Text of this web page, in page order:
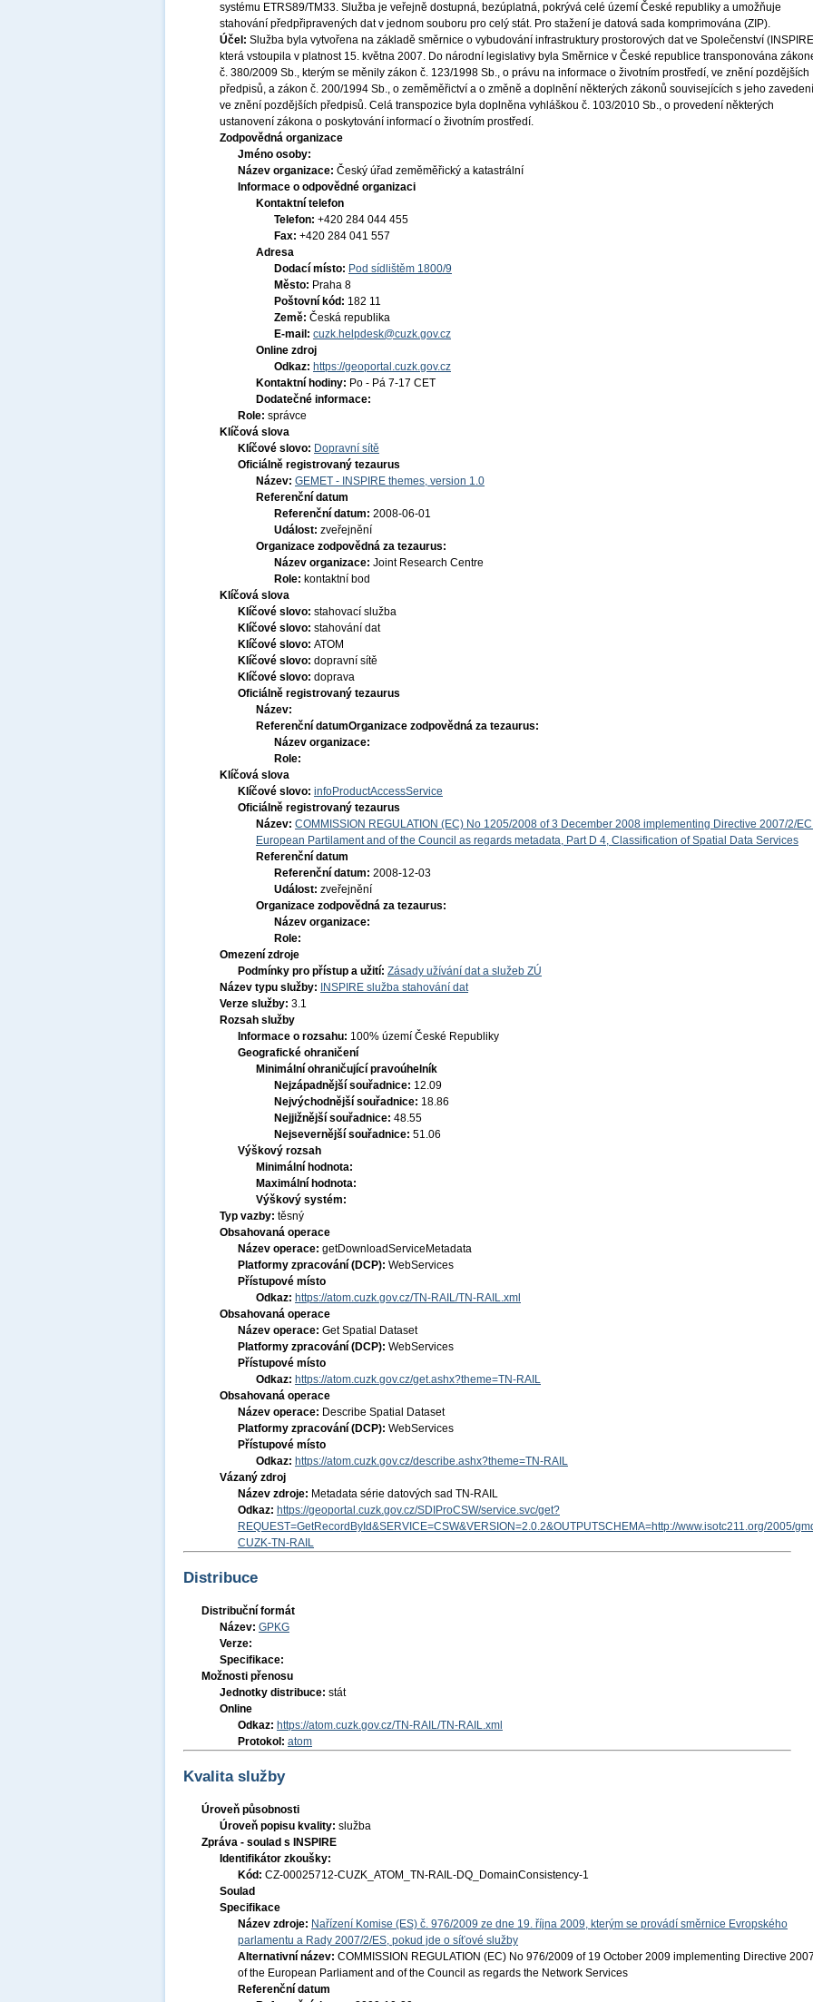
systému ETRS89/TM33. Služba je veřejně dostupná, bezúplatná, pokrývá celé území České republiky a umožňuje
stahování předpřipravených dat v jednom souboru pro celý stát. Pro stažení je datová sada komprimována (ZIP).
Účel: Služba byla vytvořena na základě směrnice o vybudování infrastruktury prostorových dat ve Společenství
která vstoupila v platnost 15. května 2007. Do národní legislativy byla Směrnice v České republice transponována
č. 380/2009 Sb., kterým se měnily zákon č. 123/1998 Sb., o právu na informace o životním prostředí, ve znění pozdějších
předpisů, a zákon č. 200/1994 Sb., o zeměměřictví a o změně a doplnění některých zákonů souvisejících s jeho
ve znění pozdějších předpisů. Celá transpozice byla doplněna vyhláškou č. 103/2010 Sb., o provedení některých
ustanovení zákona o poskytování informací o životním prostředí.
Zodpovědná organizace
Jméno osoby:
Název organizace: Český úřad zeměměřický a katastrální
Informace o odpovědné organizaci
Kontaktní telefon
Telefon: +420 284 044 455
Fax: +420 284 041 557
Adresa
Dodací místo: Pod sídlištěm 1800/9
Město: Praha 8
Poštovní kód: 182 11
Země: Česká republika
E-mail: cuzk.helpdesk@cuzk.gov.cz
Online zdroj
Odkaz: https://geoportal.cuzk.gov.cz
Kontaktní hodiny: Po - Pá 7-17 CET
Dodatečné informace:
Role: správce
Klíčová slova
Klíčové slovo: Dopravní sítě
Oficiálně registrovaný tezaurus
Název: GEMET - INSPIRE themes, version 1.0
Referenční datum
Referenční datum: 2008-06-01
Událost: zveřejnění
Organizace zodpovědná za tezaurus:
Název organizace: Joint Research Centre
Role: kontaktní bod
Klíčová slova
Klíčové slovo: stahovací služba
Klíčové slovo: stahování dat
Klíčové slovo: ATOM
Klíčové slovo: dopravní sítě
Klíčové slovo: doprava
Oficiálně registrovaný tezaurus
Název:
Referenční datumOrganizace zodpovědná za tezaurus:
Název organizace:
Role:
Klíčová slova
Klíčové slovo: infoProductAccessService
Oficiálně registrovaný tezaurus
Název: COMMISSION REGULATION (EC) No 1205/2008 of 3 December 2008 implementing Directive 2007/2/EC
European Partilament and of the Council as regards metadata, Part D 4, Classification of Spatial Data Services
Referenční datum
Referenční datum: 2008-12-03
Událost: zveřejnění
Organizace zodpovědná za tezaurus:
Název organizace:
Role:
Omezení zdroje
Podmínky pro přístup a užití: Zásady užívání dat a služeb ZÚ
Název typu služby:
INSPIRE služba stahování dat
Verze služby: 3.1
Rozsah služby
Informace o rozsahu: 100% území České Republiky
Geografické ohraničení
Minimální ohraničující pravoúhelník
Nejzápadnější souřadnice: 12.09
Nejvýchodnější souřadnice: 18.86
Nejjižnější souřadnice: 48.55
Nejsevernější souřadnice: 51.06
Výškový rozsah
Minimální hodnota:
Maximální hodnota:
Výškový systém:
Typ vazby: těsný
Obsahovaná operace
Název operace: getDownloadServiceMetadata
Platformy zpracování (DCP): WebServices
Přístupové místo
Odkaz: https://atom.cuzk.gov.cz/TN-RAIL/TN-RAIL.xml
Obsahovaná operace
Název operace: Get Spatial Dataset
Platformy zpracování (DCP): WebServices
Přístupové místo
Odkaz: https://atom.cuzk.gov.cz/get.ashx?theme=TN-RAIL
Obsahovaná operace
Název operace: Describe Spatial Dataset
Platformy zpracování (DCP): WebServices
Přístupové místo
Odkaz: https://atom.cuzk.gov.cz/describe.ashx?theme=TN-RAIL
Vázaný zdroj
Název zdroje: Metadata série datových sad TN-RAIL
Odkaz: https://geoportal.cuzk.gov.cz/SDIProCSW/service.svc/get?
REQUEST=GetRecordById&SERVICE=CSW&VERSION=2.0.2&OUTPUTSCHEMA=http://www.isotc211.org/2005/
CUZK-TN-RAIL
Distribuce
Distribuční formát
Název: GPKG
Verze:
Specifikace:
Možnosti přenosu
Jednotky distribuce: stát
Online
Odkaz: https://atom.cuzk.gov.cz/TN-RAIL/TN-RAIL.xml
Protokol: atom
Kvalita služby
Úroveň působnosti
Úroveň popisu kvality: služba
Zpráva - soulad s INSPIRE
Identifikátor zkoušky:
Kód: CZ-00025712-CUZK_ATOM_TN-RAIL-DQ_DomainConsistency-1
Soulad
Specifikace
Název zdroje: Nařízení Komise (ES) č. 976/2009 ze dne 19. října 2009, kterým se provádí směrnice Evropského
parlamentu a Rady 2007/2/ES, pokud jde o síťové služby
Alternativní název: COMMISSION REGULATION (EC) No 976/2009 of 19 October 2009 implementing Directive
of the European Parliament and of the Council as regards the Network Services
Referenční datum